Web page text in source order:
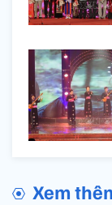
Xem